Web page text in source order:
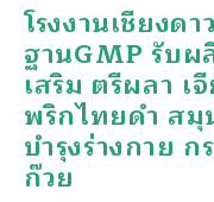
โรงงานเชียงด
ฐานGMP รับผ
เสริม ตรีผลา เ
พริกไทยดำ ส
บำรุงร่างกาย
ก๊วย